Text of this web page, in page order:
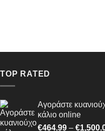
TOP RATED
Αγοράστε
κάλιο online
€464.99 – €